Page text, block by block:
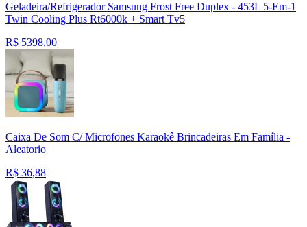
Geladeira/Refrigerador Samsung Frost Free Duplex - 453L 5-Em-1
Twin Cooling Plus Rt6000k + Smart Tv5
R$ 5398,00
Caixa De Som C/ Microfones Karaokê Brincadeiras Em Família -
Aleatorio
R$ 36,88